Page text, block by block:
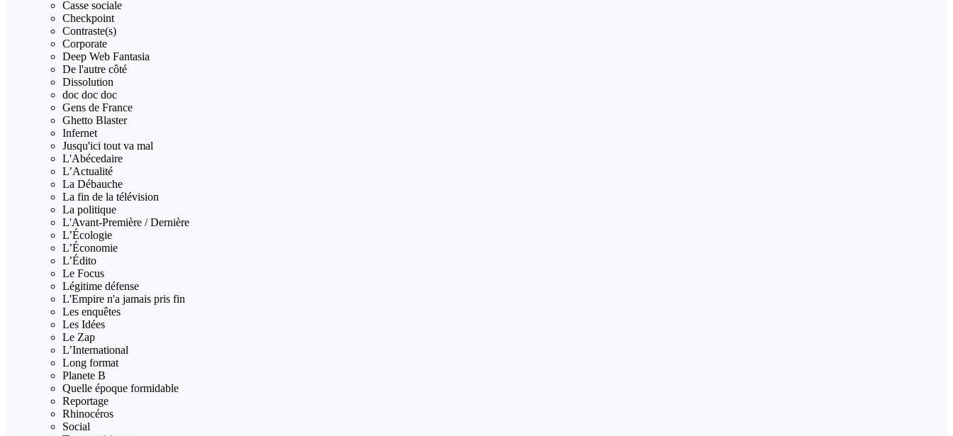
Casse sociale
Checkpoint
Contraste(s)
Corporate
Deep Web Fantasia
De l'autre côté
Dissolution
doc doc doc
Gens de France
Ghetto Blaster
Infernet
Jusqu'ici tout va mal
L'Abécedaire
L’Actualité
La Débauche
La fin de la télévision
La politique
L'Avant-Première / Dernière
L’Écologie
L’Économie
L’Édito
Le Focus
Légitime défense
L'Empire n'a jamais pris fin
Les enquêtes
Les Idées
Le Zap
L’International
Long format
Planete B
Quelle époque formidable
Reportage
Rhinocéros
Social